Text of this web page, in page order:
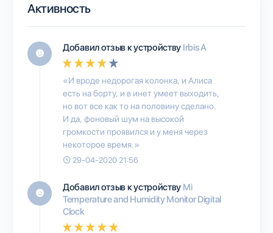
Активность
Добавил отзыв к устройству Irbis A
«И вроде недорогая колонка, и Алиса
есть на борту, и в инет умеет выходить,
но вот все как то на половину сделано.
И да, фоновый шум на высокой
громкости проявился и у меня через
некоторое время.»
29-04-2020 21:56
Добавил отзыв к устройству Mi
Temperature and Humidity Monitor Digital
Clock